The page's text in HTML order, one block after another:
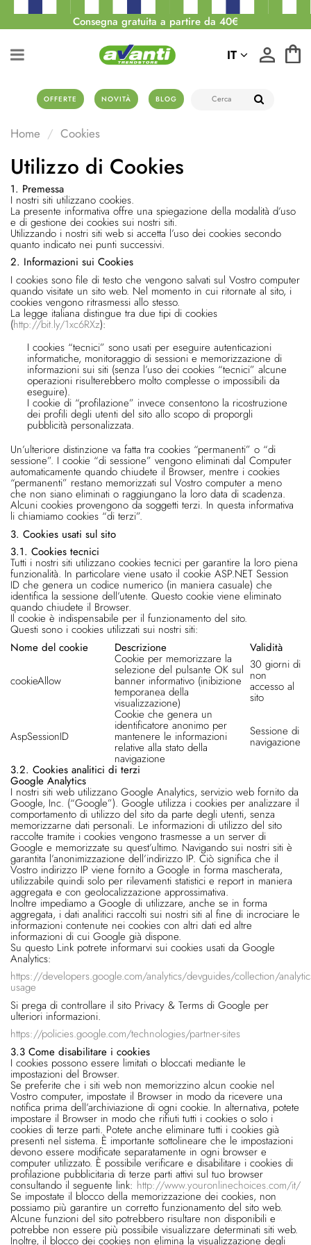
Consegna gratuita a partire da 40€
OFFERTE NOVITÀ BLOG
IT
Home Cookies
Utilizzo di Cookies
1. Premessa
I nostri siti utilizzano cookies.
La presente informativa offre una spiegazione della modalità d’uso
e di gestione dei cookies sui nostri siti.
Utilizzando i nostri siti web si accetta l’uso dei cookies secondo
quanto indicato nei punti successivi.
2. Informazioni sui Cookies
I cookies sono file di testo che vengono salvati sul Vostro computer
quando visitate un sito web. Nel momento in cui ritornate al sito, i
cookies vengono ritrasmessi allo stesso.
La legge italiana distingue tra due tipi di cookies
(http://bit.ly/1xc6RXz):
I cookies “tecnici” sono usati per eseguire autenticazioni
informatiche, monitoraggio di sessioni e memorizzazione di
informazioni sui siti (senza l’uso dei cookies “tecnici” alcune
operazioni risulterebbero molto complesse o impossibili da
eseguire).
I cookie di “profilazione” invece consentono la ricostruzione
dei profili degli utenti del sito allo scopo di proporgli
pubblicità personalizzata.
Un’ulteriore distinzione va fatta tra cookies “permanenti” o “di
sessione”. I cookie “di sessione” vengono eliminati dal Computer
automaticamente quando chiudete il Browser, mentre i cookies
“permanenti” restano memorizzati sul Vostro computer a meno
che non siano eliminati o raggiungano la loro data di scadenza.
Alcuni cookies provengono da soggetti terzi. In questa informativa
li chiamiamo cookies “di terzi”.
3. Cookies usati sul sito
3.1. Cookies tecnici
Tutti i nostri siti utilizzano cookies tecnici per garantire la loro piena
funzionalità. In particolare viene usato il cookie ASP.NET Session
ID che genera un codice numerico (in maniera casuale) che
identifica la sessione dell’utente. Questo cookie viene eliminato
quando chiudete il Browser.
Il cookie è indispensabile per il funzionamento del sito.
Questi sono i cookies utilizzati sui nostri siti:
Nome del cookie
Descrizione Validità
cookieAllow
Cookie per memorizzare la
selezione del pulsante OK sul
banner informativo (inibizione
temporanea della
visualizzazione)
30 giorni di
non
accesso al
sito
AspSessionID
Cookie che genera un
identificatore anonimo per
mantenere le informazioni
relative alla stato della
navigazione
Sessione di
navigazione
3.2. Cookies analitici di terzi
Google Analytics
I nostri siti web utilizzano Google Analytics, servizio web fornito da
Google, Inc. (“Google”). Google utilizza i cookies per analizzare il
comportamento di utilizzo del sito da parte degli utenti, senza
memorizzarne dati personali. Le informazioni di utilizzo del sito
raccolte tramite i cookies vengono trasmesse a un server di
Google e memorizzate su quest’ultimo. Navigando sui nostri siti è
garantita l’anonimizzazione dell’indirizzo IP. Ciò significa che il
Vostro indirizzo IP viene fornito a Google in forma mascherata,
utilizzabile quindi solo per rilevamenti statistici e report in maniera
aggregata e con geolocalizzazione approssimativa.
Inoltre impediamo a Google di utilizzare, anche se in forma
aggregata, i dati analitici raccolti sui nostri siti al fine di incrociare le
informazioni contenute nei cookies con altri dati ed altre
informazioni di cui Google già dispone.
Su questo Link potrete informarvi sui cookies usati da Google
Analytics:
https://developers.google.com/analytics/devguides/collection/
usage
Si prega di controllare il sito Privacy & Terms di Google per
ulteriori informazioni.
https://policies.google.com/technologies/partner-sites
3.3 Come disabilitare i cookies
I cookies possono essere limitati o bloccati mediante le
impostazioni del Browser.
Se preferite che i siti web non memorizzino alcun cookie nel
Vostro computer, impostate il Browser in modo da ricevere una
notifica prima dell’archiviazione di ogni cookie. In alternativa, potete
impostare il Browser in modo che rifiuti tutti i cookies o solo i
cookies di terze parti. Potete anche eliminare tutti i cookies già
presenti nel sistema. È importante sottolineare che le impostazioni
devono essere modificate separatamente in ogni browser e
computer utilizzato. È possibile verificare e disabilitare i cookies di
profilazione pubblicitaria di terze parti attivi sul tuo browser
consultando il seguente link: http://www.youronlinechoices.com/it/
Se impostate il blocco della memorizzazione dei cookies, non
possiamo più garantire un corretto funzionamento del sito web.
Alcune funzioni del sito potrebbero risultare non disponibili e
potrebbe non essere più possibile visualizzare determinati siti web.
Inoltre, il blocco dei cookies non elimina la visualizzazione degli